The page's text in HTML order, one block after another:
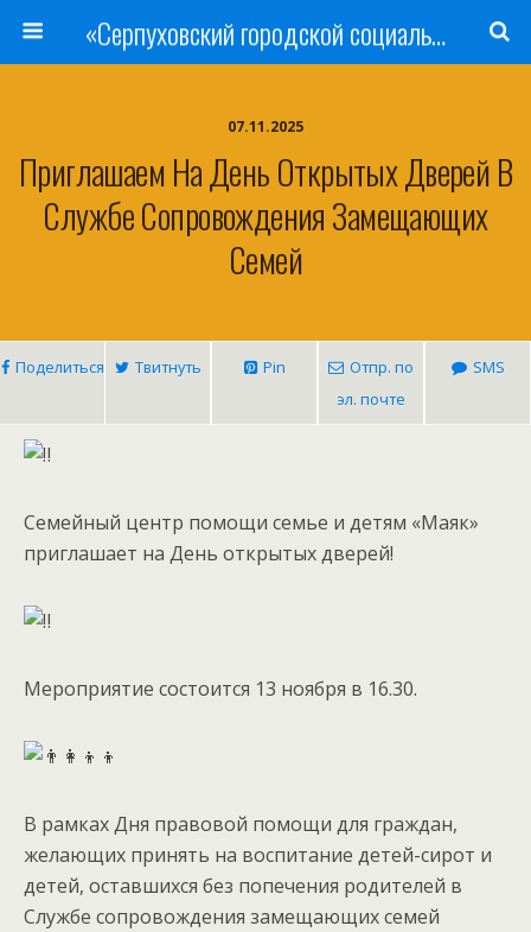
«Серпуховский городской социально-реабилитационный Центр для несовершеннолетних»
07.11.2025
Приглашаем На День Открытых Дверей В
Службе Сопровождения Замещающих
Семей
Поделиться Твитнуть Pin
Отпр. по
эл. почте
SMS
Семейный центр помощи семье и детям «Маяк»
приглашает на День открытых дверей!
Мероприятие состоится 13 ноября в 16.30.
В рамках Дня правовой помощи для граждан,
желающих принять на воспитание детей-сирот и
детей, оставшихся без попечения родителей в
Службе сопровождения замещающих семей